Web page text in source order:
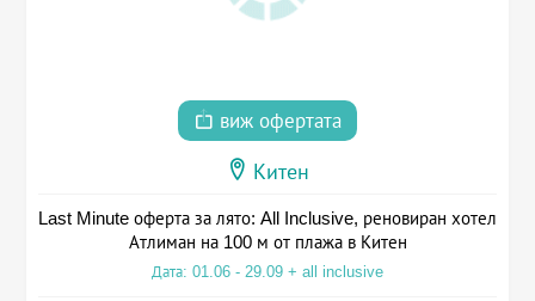
виж офертата
Китен
Last Minute оферта за лято: All Inclusive, реновиран хотел
Атлиман на 100 м от плажа в Китен
Дата: 01.06 - 29.09 + all inclusive